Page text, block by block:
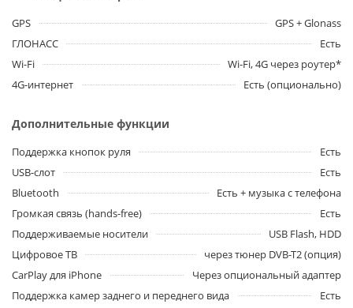
GPS
GPS + Glonass
ГЛОНАСС
Есть
Wi-Fi
Wi-Fi, 4G через роутер*
4G-интернет
Есть (опционально)
Дополнительные функции
Поддержка кнопок руля
Есть
USB-слот
Есть
Bluetooth
Есть + музыка с телефона
Громкая связь (hands-free)
Есть
Поддерживаемые носители
USB Flash, HDD
Цифровое ТВ
через тюнер DVB-T2 (опция)
CarPlay для iPhone
Через опциональный адаптер
Поддержка камер заднего и переднего вида
Есть